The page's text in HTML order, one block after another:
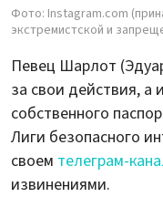
Фото: Instagram.com
экстремистской и
Певец Шарлот
за свои действия,
собственного
Лиги безопасного
своем телеграм-
извинениями.